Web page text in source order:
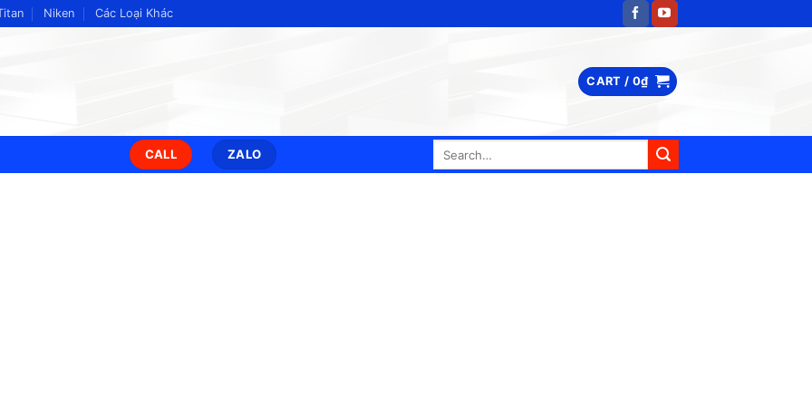
Niken Các Loại Khác
CART / 0₫
CALL ZALO